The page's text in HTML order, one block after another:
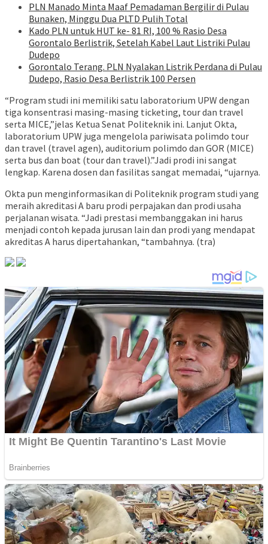
PLN Manado Minta Maaf Pemadaman Bergilir di Pulau
Bunaken, Minggu Dua PLTD Pulih Total
Kado PLN untuk HUT ke- 81 RI, 100 % Rasio Desa
Gorontalo Berlistrik, Setelah Kabel Laut Listriki Pulau
Dudepo
Gorontalo Terang. PLN Nyalakan Listrik Perdana di Pulau
Dudepo, Rasio Desa Berlistrik 100 Persen
“Program studi ini memiliki satu laboratorium UPW dengan
tiga konsentrasi masing-masing ticketing, tour dan travel
serta MICE,”jelas Ketua Senat Politeknik ini. Lanjut Okta,
laboratorium UPW juga mengelola pariwisata polimdo tour
dan travel (travel agen), auditorium polimdo dan GOR (MICE)
serta bus dan boat (tour dan travel).”Jadi prodi ini sangat
lengkap. Karena dosen dan fasilitas sangat memadai, “ujarnya.
Okta pun menginformasikan di Politeknik program studi yang
meraih akreditasi A baru prodi perpajakan dan prodi usaha
perjalanan wisata. “Jadi prestasi membanggakan ini harus
menjadi contoh kepada jurusan lain dan prodi yang mendapat
akreditas A harus dipertahankan, “tambahnya. (tra)